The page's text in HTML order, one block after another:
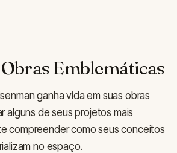
Emblemáticas
ganha vida em suas obras
alguns de seus projetos mais
compreender como seus conceitos
no espaço.